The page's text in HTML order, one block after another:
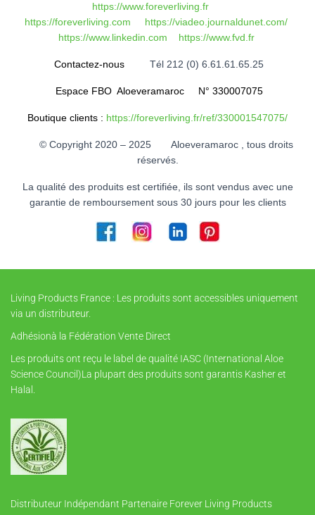
https://www.foreverliving.fr
https://foreverliving.com
https://viadeo.journaldunet.com/
https://www.linkedin.com
https://www.fvd.fr
Contactez-nous Tél 212 (0) 6.61.61.65.25
Espace FBO Aloeveramaroc N° 330007075
Boutique clients : https://foreverliving.fr/ref/330001547075/
© Copyright 2020 – 2025 Aloeveramaroc , tous droits
réservés.
La qualité des produits est certifiée, ils sont vendus avec une
garantie de remboursement sous 30 jours pour les clients
Living Products France : Les produits sont accessibles uniquement
via un distributeur.
Adhésionà la Fédération Vente Direct
Les produits ont reçu le label de qualité IASC (International Aloe
Science Council)La plupart des produits sont garantis Kasher et
Halal.
Distributeur Indépendant Partenaire Forever Living Products